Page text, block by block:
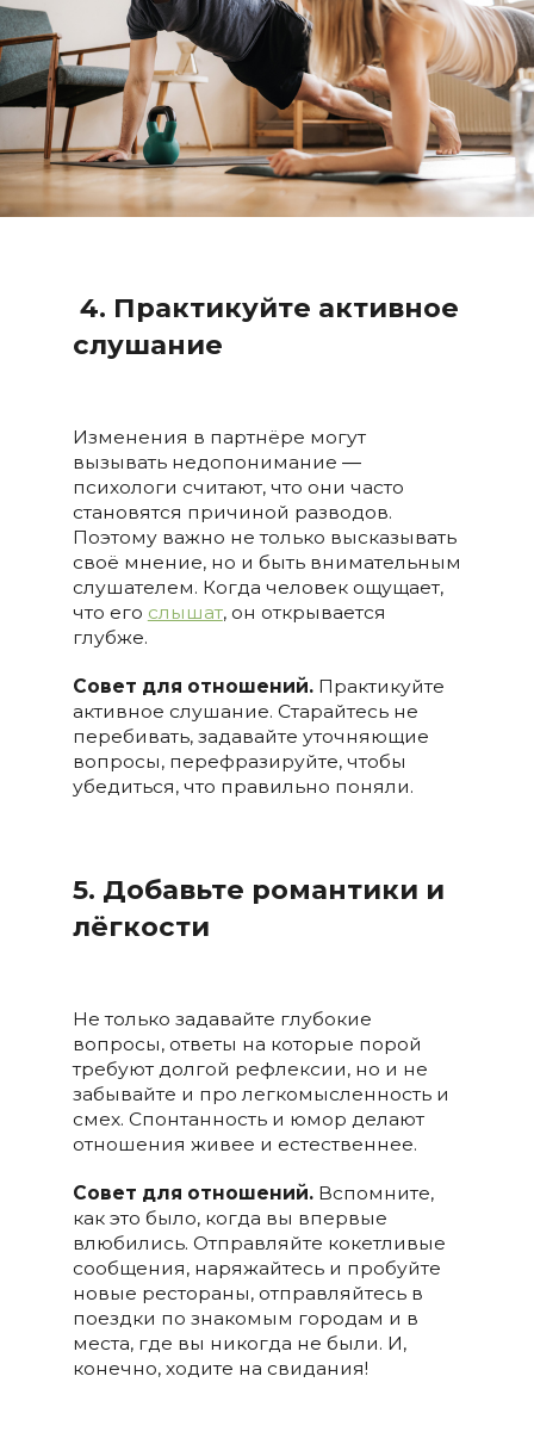
4. Практикуйте активное
слушание
Изменения в партнёре могут
вызывать недопонимание ―
психологи считают, что они часто
становятся причиной разводов.
Поэтому важно не только высказывать
своё мнение, но и быть внимательным
слушателем. Когда человек ощущает,
что его слышат, он открывается
глубже.
Совет для отношений. Практикуйте
активное слушание. Старайтесь не
перебивать, задавайте уточняющие
вопросы, перефразируйте, чтобы
убедиться, что правильно поняли.
5. Добавьте романтики и
лёгкости
Не только задавайте глубокие
вопросы, ответы на которые порой
требуют долгой рефлексии, но и не
забывайте и про легкомысленность и
смех. Спонтанность и юмор делают
отношения живее и естественнее.
Совет для отношений. Вспомните,
как это было, когда вы впервые
влюбились. Отправляйте кокетливые
сообщения, наряжайтесь и пробуйте
новые рестораны, отправляйтесь в
поездки по знакомым городам и в
места, где вы никогда не были. И,
конечно, ходите на свидания!